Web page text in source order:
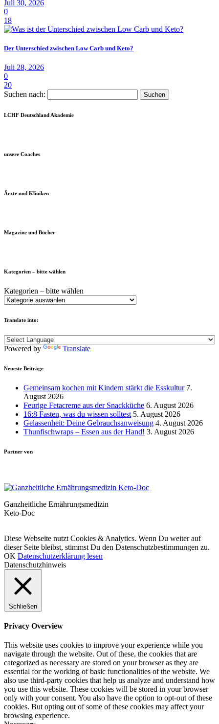
Juli 30, 2026
0
18
Der Unterschied zwischen Low Carb und Keto?
Juli 28, 2026
0
20
Suchen nach:
LCHF Deutschland Akademie
unsere Coaches
Ärzte und Kliniken
Magazine und Bücher
Kategorien – bitte wählen
Kategorien – bitte wählen
Translate into:
Powered by Translate
Neueste Beiträge
Gemeinsam kochen mit Kindern stärkt die Esskultur 7.
August 2026
Feurige Fetacreme aus der Snackküche 6. August 2026
16:8 Fasten, was du wissen solltest 5. August 2026
Gelassenheit: Deine Gebrauchsanweisung 4. August 2026
Thunfischwraps – Essen aus der Hand! 3. August 2026
Partner von
Ganzheitliche Ernährungsmedizin
Keto-Doc
Diese Webseite nutzt Cookies & Analytics. Wenn Du weiter auf
dieser Seite bleibst, stimmst Du den Datenschutzbestimmungen zu.
OK Datenschutzerklärung lesen
Datenschutzhinweis
Schließen
Privacy Overview
This website uses cookies to improve your experience while you
navigate through the website. Out of these, the cookies that are
categorized as necessary are stored on your browser as they are
essential for the working of basic functionalities of the website. We
also use third-party cookies that help us analyze and understand how
you use this website. These cookies will be stored in your browser
only with your consent. You also have the option to opt-out of these
cookies. But opting out of some of these cookies may affect your
browsing experience.